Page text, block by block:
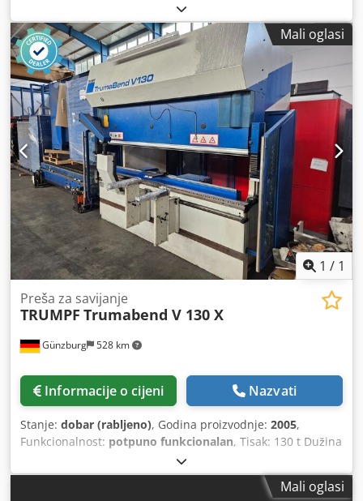
, HACO ERM 30135 (82885) Potpuno novo,
uključujući novi upravljački sustav. Dkodpfx Ajzrdhmsifjr
Tehničko stanje: Kao novo. Duljina radnog stola: 3100 mm
Nosivost: 135 t Tip stroja za savijanje: Sinkronizirani
Stražnji graničnik: Y1 + Y2 + X, CNC upravljanje, R-os ručno
Duljina stražnjeg graničnika: 800 mm Funkcija za
kompenzaciju debljine lima (bomber): Da (ručno) Radni
otvor: 400 mm Ispust: 250 mm Hod: 200 mm Upravljački
sustav: ATS 595 Snaga motora: 15,0 kW, 400 V Oprema: Da,
više kompleta alata za savijanje Standard alata: Europski
standard Godina proizvodnje: 2007 Ukupna duljina: 3500
mm Ukupna dubina: 1700 mm Ukupna visina: 2500 mm
Mali oglasi
1 / 1
Günzburg 528 km
Preša za savijanje
TRUMPF Trumabend V 130 X
Informacije o cijeni Nazvati
Stanje: dobar (rabljeno), Godina proizvodnje: 2005,
Funkcionalnost: potpuno funkcionalan, Tisak: 130 t Dužina
savijanja: 3100 mm Razmak između stupova: mm
Upravljanje: DELEM DA-69TW Hod: 365 mm Težina stroja
cca: 12.950 kg Dksdpfjzd Snxsx Aifor Pribor: - 2 komada
Mali oglasi